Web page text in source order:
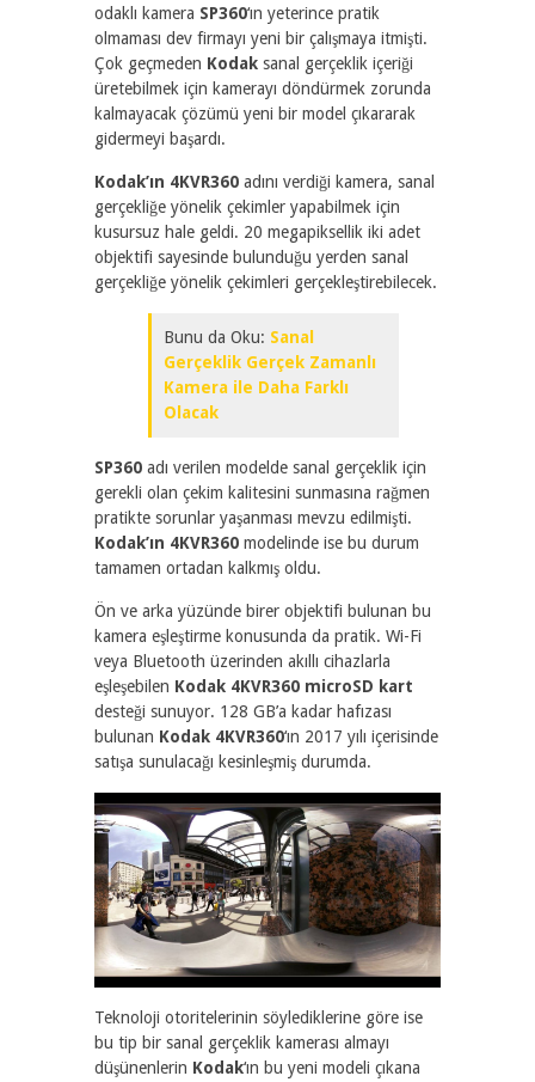
odaklı kamera SP360‘ın yeterince pratik
olmaması dev firmayı yeni bir çalışmaya itmişti.
Çok geçmeden Kodak sanal gerçeklik içeriği
üretebilmek için kamerayı döndürmek zorunda
kalmayacak çözümü yeni bir model çıkararak
gidermeyi başardı.
Kodak’ın 4KVR360 adını verdiği kamera, sanal
gerçekliğe yönelik çekimler yapabilmek için
kusursuz hale geldi. 20 megapiksellik iki adet
objektifi sayesinde bulunduğu yerden sanal
gerçekliğe yönelik çekimleri gerçekleştirebilecek.
Bunu da Oku: Sanal
Gerçeklik Gerçek Zamanlı
Kamera ile Daha Farklı
Olacak
SP360 adı verilen modelde sanal gerçeklik için
gerekli olan çekim kalitesini sunmasına rağmen
pratikte sorunlar yaşanması mevzu edilmişti.
Kodak’ın 4KVR360 modelinde ise bu durum
tamamen ortadan kalkmış oldu.
Ön ve arka yüzünde birer objektifi bulunan bu
kamera eşleştirme konusunda da pratik. Wi-Fi
veya Bluetooth üzerinden akıllı cihazlarla
eşleşebilen Kodak 4KVR360 microSD kart
desteği sunuyor. 128 GB’a kadar hafızası
bulunan Kodak 4KVR360‘ın 2017 yılı içerisinde
satışa sunulacağı kesinleşmiş durumda.
Teknoloji otoritelerinin söylediklerine göre ise
bu tip bir sanal gerçeklik kamerası almayı
düşünenlerin Kodak‘ın bu yeni modeli çıkana